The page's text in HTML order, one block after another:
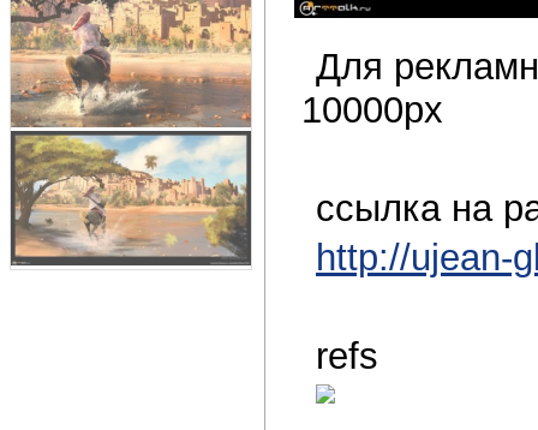
Для
10000px
ссылка на
http://ujean-
refs